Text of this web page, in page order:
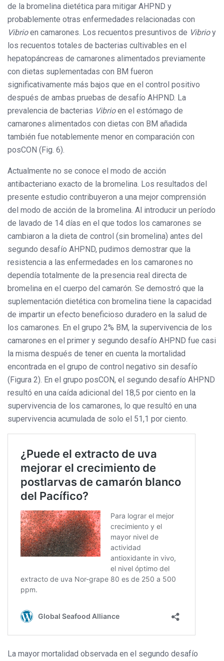
de la bromelina dietética para mitigar AHPND y
probablemente otras enfermedades relacionadas con
Vibrioen camarones. Los recuentos presuntivos de Vibrioy
los recuentos totales de bacterias cultivables en el
hepatopáncreas de camarones alimentados previamente
con dietas suplementadas con BM fueron
significativamente más bajos que en el control positivo
después de ambas pruebas de desafío AHPND. La
prevalencia de bacterias Vibrioen el estómago de
camarones alimentados con dietas con BM añadida
también fue notablemente menor en comparación con
posCON (Fig. 6).
Actualmente no se conoce el modo de acción
antibacteriano exacto de la bromelina. Los resultados del
presente estudio contribuyeron a una mejor comprensión
del modo de acción de la bromelina. Al introducir un período
de lavado de 14 días en el que todos los camarones se
cambiaron a la dieta de control (sin bromelina) antes del
segundo desafío AHPND, pudimos demostrar que la
resistencia a las enfermedades en los camarones no
dependía totalmente de la presencia real directa de
bromelina en el cuerpo del camarón. Se demostró que la
suplementación dietética con bromelina tiene la capacidad
de impartir un efecto beneficioso duradero en la salud de
los camarones. En el grupo 2% BM, la supervivencia de los
camarones en el primer y segundo desafío AHPND fue casi
la misma después de tener en cuenta la mortalidad
encontrada en el grupo de control negativo sin desafío
(Figura 2). En el grupo posCON, el segundo desafío AHPND
resultó en una caída adicional del 18,5 por ciento en la
supervivencia de los camarones, lo que resultó en una
supervivencia acumulada de solo el 51,1 por ciento.
La mayor mortalidad observada en el segundo desafío